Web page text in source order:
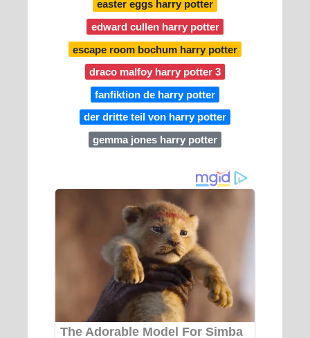
easter eggs harry potter
edward cullen harry potter
escape room bochum harry potter
draco malfoy harry potter 3
fanfiktion de harry potter
der dritte teil von harry potter
gemma jones harry potter